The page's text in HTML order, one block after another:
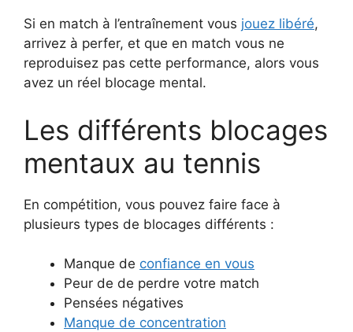
Si en match à l’entraînement vous jouez libéré,
arrivez à perfer, et que en match vous ne
reproduisez pas cette performance, alors vous
avez un réel blocage mental.
Les différents blocages
mentaux au tennis
En compétition, vous pouvez faire face à
plusieurs types de blocages différents :
Manque de confiance en vous
Peur de de perdre votre match
Pensées négatives
Manque de concentration